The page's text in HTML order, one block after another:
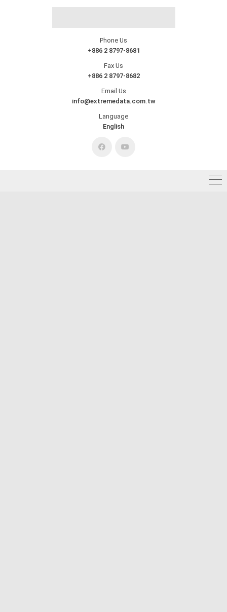
Phone Us
+886 2 8797-8681
Fax Us
+886 2 8797-8682
Email Us
info@extremedata.com.tw
Language
English